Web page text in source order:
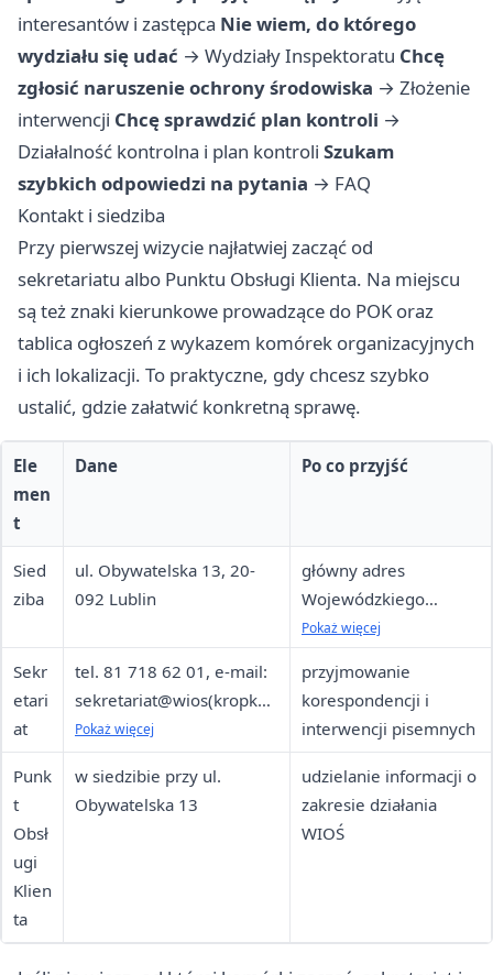
interesantów i zastępca Nie wiem, do którego
wydziału się udać → Wydziały Inspektoratu Chcę
zgłosić naruszenie ochrony środowiska → Złożenie
interwencji Chcę sprawdzić plan kontroli →
Działalność kontrolna i plan kontroli Szukam
szybkich odpowiedzi na pytania → FAQ
Kontakt i siedziba
Przy pierwszej wizycie najłatwiej zacząć od
sekretariatu albo Punktu Obsługi Klienta. Na miejscu
są też znaki kierunkowe prowadzące do POK oraz
tablica ogłoszeń z wykazem komórek organizacyjnych
i ich lokalizacji. To praktyczne, gdy chcesz szybko
ustalić, gdzie załatwić konkretną sprawę.
Ele
men
t
Dane Po co przyjść
Sied
ziba
ul. Obywatelska 13, 20-
092 Lublin
główny adres
Wojewódzkiego
Inspektoratu Ochrony
Pokaż więcej
Sekr
etari
at
tel. 81 718 62 01, e-mail:
sekretariat@wios(kropka)l
ublin.pl, godziny od 7.00
do 15.00
Pokaż więcej
przyjmowanie
korespondencji i
interwencji pisemnych
Punk
t
Obsł
ugi
Klien
ta
w siedzibie przy ul.
Obywatelska 13
udzielanie informacji o
zakresie działania
WIOŚ